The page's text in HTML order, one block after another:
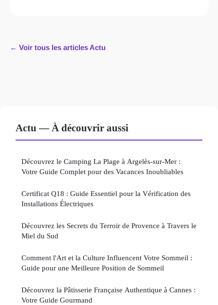
← Voir tous les articles Actu
Actu — À découvrir aussi
Découvrez le Camping La Plage à Argelès-sur-Mer :
Votre Guide Complet pour des Vacances Inoubliables
Certificat Q18 : Guide Essentiel pour la Vérification des
Installations Électriques
Découvrez les Secrets du Terroir de Provence à Travers le
Miel du Sud
Comment l'Art et la Culture Influencent Votre Sommeil :
Guide pour une Meilleure Position de Sommeil
Découvrez la Pâtisserie Française Authentique à Cannes :
Votre Guide Gourmand